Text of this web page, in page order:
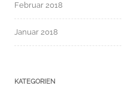
Februar 2018
Januar 2018
KATEGORIEN